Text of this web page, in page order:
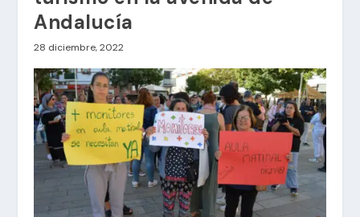
Andalucía
28 diciembre, 2022